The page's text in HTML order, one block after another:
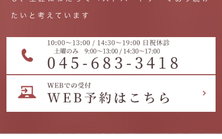
たいと考えています